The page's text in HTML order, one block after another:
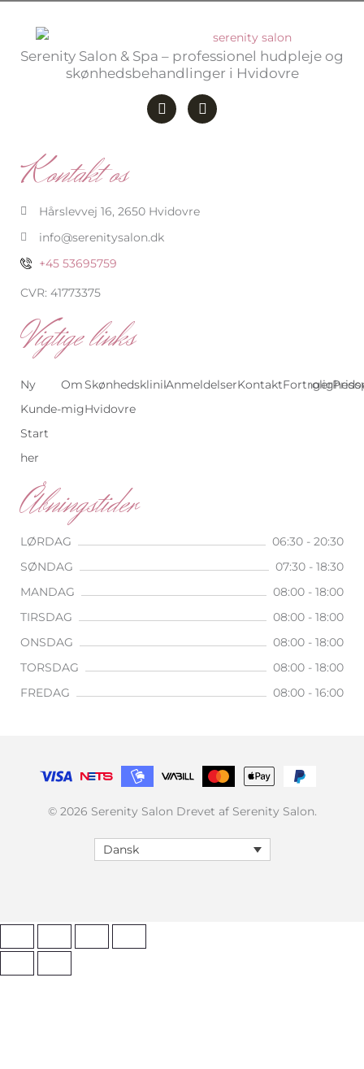
Serenity Salon & Spa – professionel hudpleje og
skønhedsbehandlinger i Hvidovre
F
a
c
-
I
n
s
Kontakt os
Hårslevvej 16, 2650 Hvidovre
info@serenitysalon.dk
+45 53695759
CVR: 41773375
Vigtige links
Ny
Kunde-
Start
her
Om
mig
Skønhedsklinik
Hvidovre
SkønhedsklinikBehandlinger
AnmeldelserKontakt
Åbningstider
LØRDAG
06:30 - 20:30
SØNDAG
07:30 - 18:30
MANDAG
08:00 - 18:00
TIRSDAG
08:00 - 18:00
ONSDAG
08:00 - 18:00
TORSDAG
08:00 - 18:00
FREDAG
08:00 - 16:00
© 2026 Serenity Salon Drevet af Serenity Salon.
Dansk